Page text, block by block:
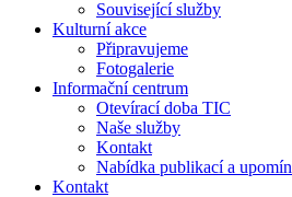
Související služby
Kulturní akce
Připravujeme
Fotogalerie
Informační centrum
Otevírací doba TIC
Naše služby
Kontakt
Nabídka publikací a
Kontakt